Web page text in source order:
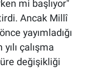
mi başlıyor"
Ancak Millî
yayımladığı
çalışma
değişikliği